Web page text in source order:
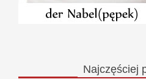
Najczęściej